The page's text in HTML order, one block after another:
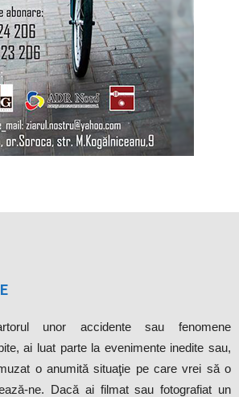
unor accidente sau fenomene
ai luat parte la evenimente inedite sau,
o anumită situaţie pe care vrei să o
ne. Dacă ai filmat sau fotografiat un